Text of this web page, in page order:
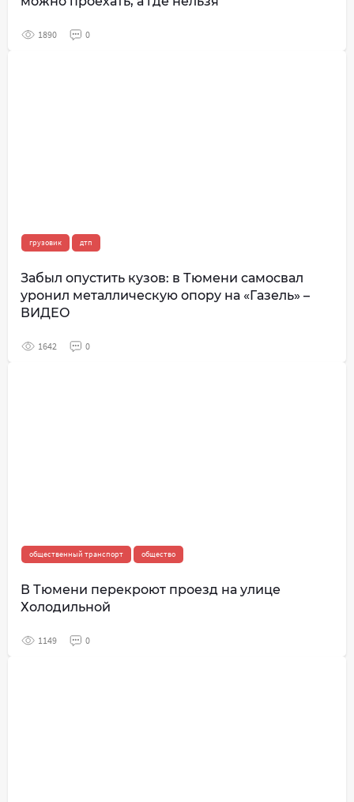
1890 0
грузовик дтп
Забыл опустить кузов: в Тюмени самосвал
уронил металлическую опору на «Газель» –
ВИДЕО
1642 0
общественный транспорт общество
В Тюмени перекроют проезд на улице
Холодильной
1149 0